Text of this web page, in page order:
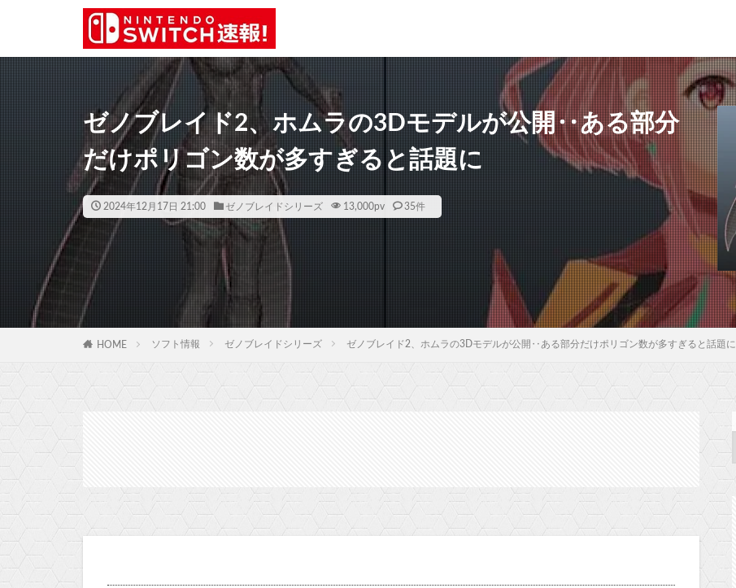
ゼノブレイド2、ホムラの3Dモデルが公開‥ある部分
だけポリゴン数が多すぎると話題に
2024年12月17日 21:00 ゼノブレイドシリーズ 13,000pv 35件
HOME ソフト情報 ゼノブレイドシリーズ ゼノブレイド2、ホムラの3Dモデルが公開‥ある部分だけポリゴン数が多すぎると話題に